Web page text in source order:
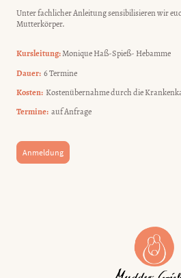
Unter fachlicher Anleitung sensibilisieren wir
Mutterkörper.
Kursleitung:Monique Haß-Spieß- Hebamme
Dauer: 6 Termine
Kosten: Kostenübernahme durch die
Termine: auf Anfrage
Anmeldung